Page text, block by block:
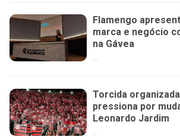
Flamengo
marca e negócio
na Gávea
Torcida
pressiona por
Leonardo Jardim
...